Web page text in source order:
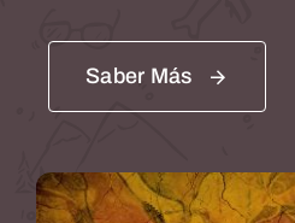
Saber Más